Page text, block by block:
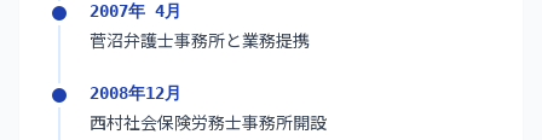
2007年 4月
菅沼弁護士事務所と業務提携
2008年12月
西村社会保険労務士事務所開設